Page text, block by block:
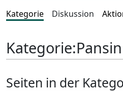
Kategorie Diskussion
Kategorie:Pansin
Seiten in der